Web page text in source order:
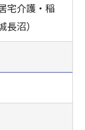
宅介護・稲
沼）